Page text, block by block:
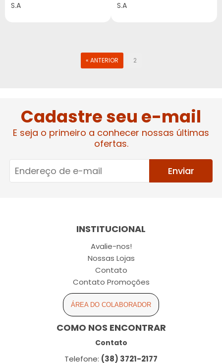
S.A
S.A
« ANTERIOR 2
Cadastre seu e-mail
E seja o primeiro a conhecer nossas últimas
ofertas.
Enviar
INSTITUCIONAL
Avalie-nos!
Nossas Lojas
Contato
Contato Promoções
ÁREA DO COLABORADOR
COMO NOS ENCONTRAR
Contato
Telefone: (38) 3721-2177